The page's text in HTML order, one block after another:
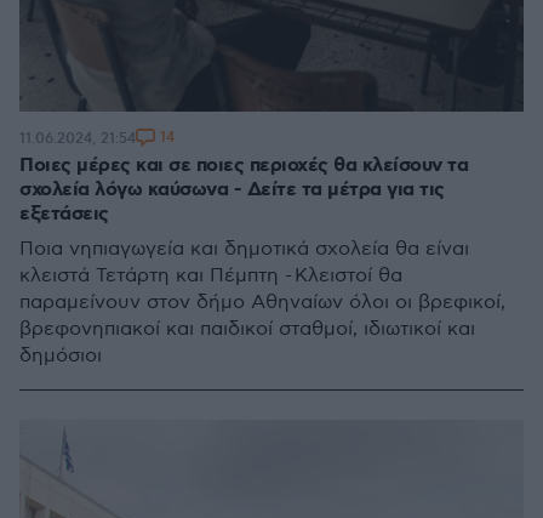
Ποιες μέρες και σε ποιες περιοχές θα κλείσουν τα
σχολεία λόγω καύσωνα - Δείτε τα μέτρα για τις
εξετάσεις
Ποια νηπιαγωγεία και δημοτικά σχολεία θα είναι
κλειστά Τετάρτη και Πέμπτη - Κλειστοί θα
παραμείνουν στον δήμο Αθηναίων όλοι οι βρεφικοί,
βρεφονηπιακοί και παιδικοί σταθμοί, ιδιωτικοί και
δημόσιοι
11.06.2024, 21:54 14